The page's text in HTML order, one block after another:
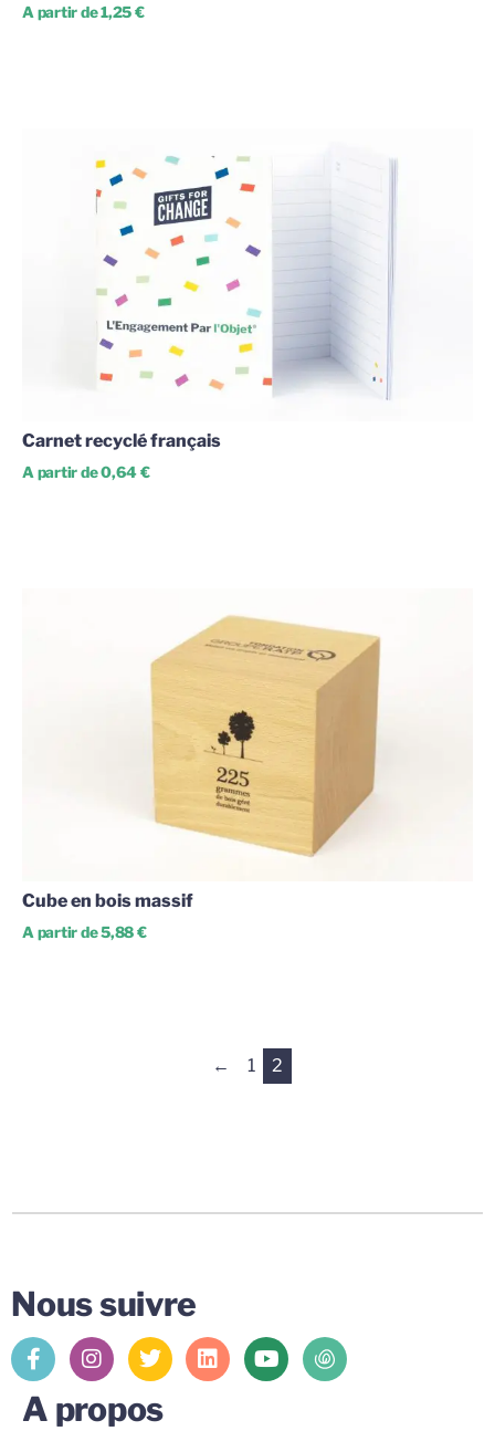
A partir de 1,25 €
Carnet recyclé français
A partir de 0,64 €
Cube en bois massif
A partir de 5,88 €
← 1 2
Nous suivre
A propos